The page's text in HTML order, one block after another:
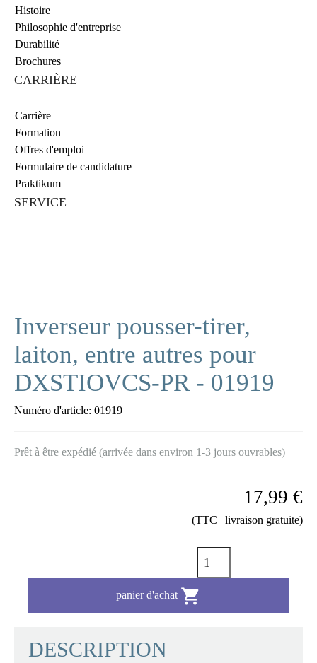
Histoire
Philosophie d'entreprise
Durabilité
Brochures
CARRIÈRE
Carrière
Formation
Offres d'emploi
Formulaire de candidature
Praktikum
SERVICE
Inverseur pousser-tirer,
laiton, entre autres pour
DXSTIOVCS-PR - 01919
Numéro d'article: 01919
Prêt à être expédié (arrivée dans environ 1-3 jours ouvrables)
17,99 €
(TTC | livraison gratuite)
panier d'achat 
DESCRIPTION